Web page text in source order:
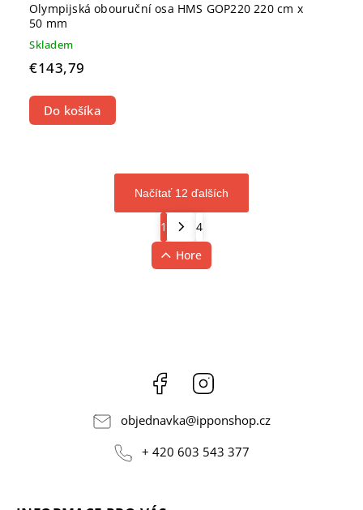
Olympijská obouruční osa HMS GOP220 220 cm x
50 mm
Skladem
€143,79
Do košíka
Načítať 12 ďalších
1
4
Hore
Facebook
objednavka@ipponshop.cz
+ 420 603 543 377